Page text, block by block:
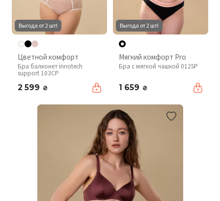
Выгода от 2 шт!
Цветной комфорт
Бра балконет innotech
support 103CP
2 599 ₴
Выгода от 2 шт!
Мягкий комфорт Pro
Бра с мягкой чашкой 012SP
1 659 ₴